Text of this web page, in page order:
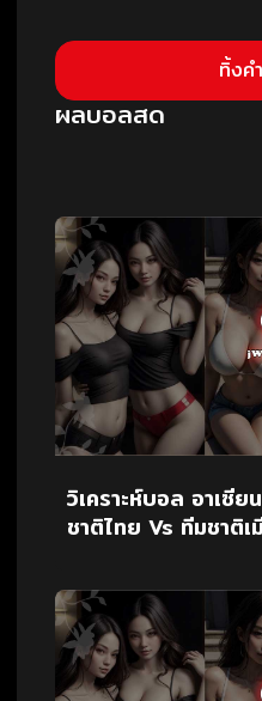
ผลบอลสด
วิเคราะห์บอล อาเซี
ชาติไทย Vs ทีมชาติเ